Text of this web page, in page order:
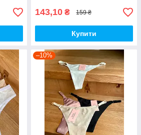
143,10 ₴ 159 ₴
Купити
–10%